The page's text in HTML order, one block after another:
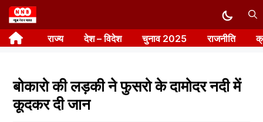
Skip
to
content राज्य देश – विदेश चुनाव 2025 राजनीति
बोकारो की लड़की ने फुसरो के दामोदर नदी में
कूदकर दी जान